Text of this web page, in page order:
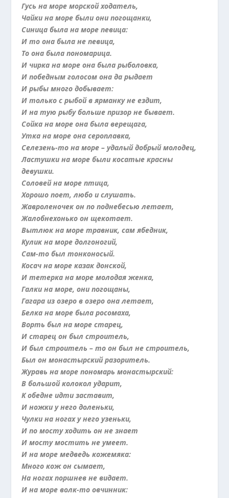
Гусь на море морской ходатель,
Чайки на море были они погощанки,
Синица была на море певица:
И то она была не певица,
То она была пономарица.
И чирка на море она была рыболовка,
И победным голосом она да рыдает
И рыбы много добывает:
И только с рыбой в ярманку не ездит,
И на тую рыбу больше призор не бывает.
Сойка на море она была верещага,
Утка на море она сероплавка,
Селезень-то на море – удалый добрый молодец,
Ластушки на море были косатые красны
девушки.
Соловей на море птица,
Хорошо поет, любо и слушать.
Жавроленочек он по поднебесью летает,
Жалобнехонько он щекотает.
Вытлюк на море травник, сам ябедник,
Кулик на море долгоногий,
Сам-то был тонконосый.
Косач на море казак донской,
И тетерка на море молодая женка,
Галки на море, они погощаны,
Гагара из озеро в озеро она летает,
Белка на море была росомаха,
Ворть был на море старец,
И старец он был строитель,
И был строитель – то он был не строитель,
Был он монастырский разоритель.
Журавь на море пономарь монастырский:
В большой колокол ударит,
К обедне идти заставит,
И ножки у него доленьки,
Чулки на ногах у него узеньки,
И по мосту ходить он не знает
И мосту мостить не умеет.
И на море медведь кожемяка:
Много кож он сымает,
На ногах поршнев не видает.
И на море волк-то овчинник: